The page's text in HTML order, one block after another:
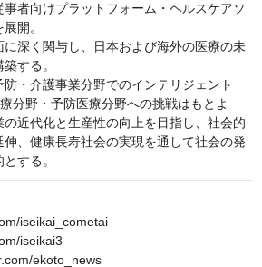
者向けプラットフォーム・ヘルスケアソ
開。
に深く関与し、日本および海外の医療の未
する。
・介護事業分野でのインテリジェント
分野・予防医療分野への挑戦はもとよ
の近代化と生産性の向上を目指し、社会的
、健康長寿社会の実現を通して社会の発
する。
iseikai_cometai
iseikai3
ekoto_news